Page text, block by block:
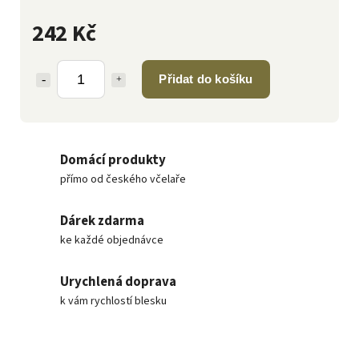
242 Kč
Přidat do košíku
Domácí produkty
přímo od českého včelaře
Dárek zdarma
ke každé objednávce
Urychlená doprava
k vám rychlostí blesku